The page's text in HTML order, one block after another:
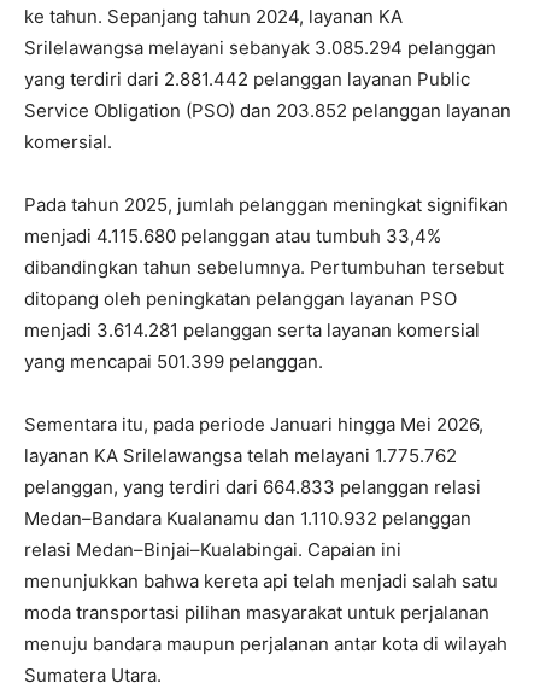
ke tahun. Sepanjang tahun 2024, layanan KA
Srilelawangsa melayani sebanyak 3.085.294 pelanggan
yang terdiri dari 2.881.442 pelanggan layanan Public
Service Obligation (PSO) dan 203.852 pelanggan layanan
komersial.
Pada tahun 2025, jumlah pelanggan meningkat signifikan
menjadi 4.115.680 pelanggan atau tumbuh 33,4%
dibandingkan tahun sebelumnya. Pertumbuhan tersebut
ditopang oleh peningkatan pelanggan layanan PSO
menjadi 3.614.281 pelanggan serta layanan komersial
yang mencapai 501.399 pelanggan.
Sementara itu, pada periode Januari hingga Mei 2026,
layanan KA Srilelawangsa telah melayani 1.775.762
pelanggan, yang terdiri dari 664.833 pelanggan relasi
Medan–Bandara Kualanamu dan 1.110.932 pelanggan
relasi Medan–Binjai–Kualabingai. Capaian ini
menunjukkan bahwa kereta api telah menjadi salah satu
moda transportasi pilihan masyarakat untuk perjalanan
menuju bandara maupun perjalanan antar kota di wilayah
Sumatera Utara.